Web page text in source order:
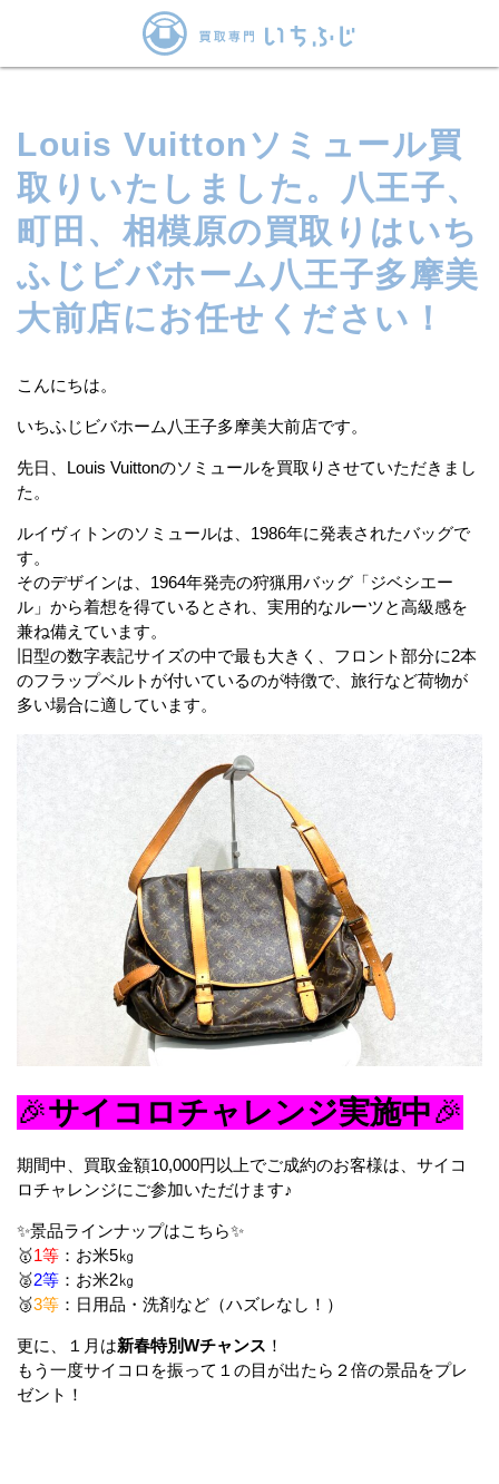
Louis Vuittonソミュール買
取りいたしました。八王子、
町田、相模原の買取りはいち
ふじビバホーム八王子多摩美
大前店にお任せください！
こんにちは。
いちふじビバホーム八王子多摩美大前店です。
先日、Louis Vuittonのソミュールを買取りさせていただきまし
た。
ルイヴィトンのソミュールは、 1986年に発表されたバッグで
す。
そのデザインは、1964年発売の狩猟用バッグ「ジベシエー
ル」から着想を得ているとされ、実用的なルーツと高級感を
兼ね備えています。
旧型の数字表記サイズの中で最も大きく、フロント部分に2本
のフラップベルトが付いているのが特徴で、旅行など荷物が
多い場合に適しています。
🎉サイコロチャレンジ実施中🎉
期間中、買取金額10,000円以上でご成約のお客様は、サイコ
ロチャレンジにご参加いただけます♪
✨景品ラインナップはこちら✨
🥇1等 ：お米5㎏
🥈2等 ：お米2㎏
🥉3等 ：日用品・洗剤など（ハズレなし！）
更に、１月は新春特別Wチャンス ！
もう一度サイコロを振って１の目が出たら２倍の景品をプレ
ゼント！